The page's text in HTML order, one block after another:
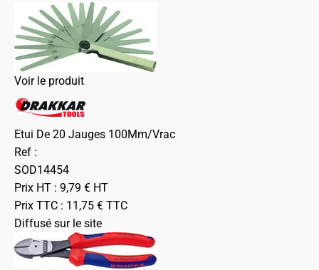
Voir le produit
Etui De 20 Jauges 100Mm/Vrac
Ref :
SOD14454
Prix HT : 9,79 € HT
Prix TTC : 11,75 € TTC
Diffusé sur le site